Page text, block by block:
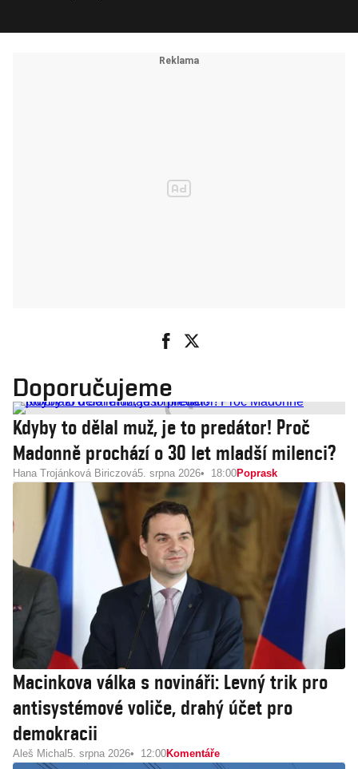
Doporučujeme
Kdyby to dělal muž, je to predátor! Proč
Madonně prochází o 30 let mladší milenci?
Hana Trojánková Biriczová5. srpna 2026 18:00Poprask
Macinkova válka s novináři: Levný trik pro
antisystémové voliče, drahý účet pro
demokracii
Aleš Michal 5. srpna 2026 12:00Komentáře